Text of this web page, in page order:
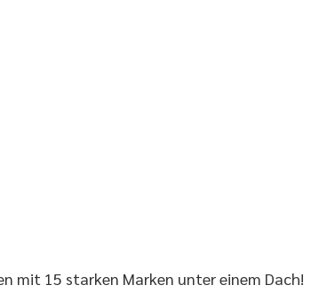
mit 15 starken Marken unter einem Dach!